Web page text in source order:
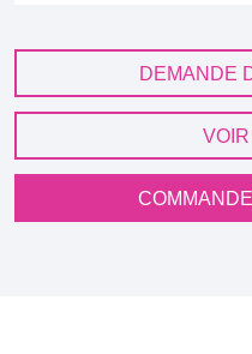
DEMANDE
VOIR